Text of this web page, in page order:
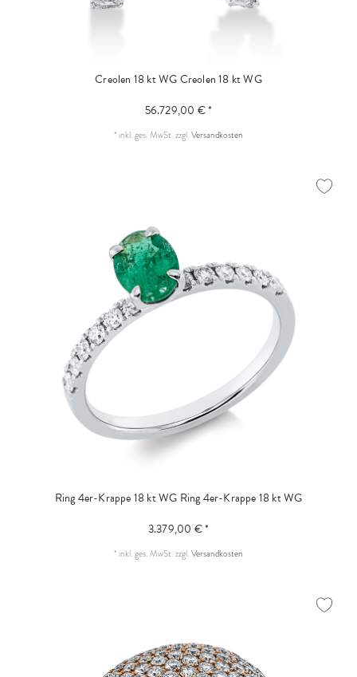
Creolen 18 kt WGCreolen 18 kt WG
56.729,00 € *
* inkl. ges. MwSt.zzgl.Versandkosten
Ring 4er-Krappe 18 kt WG Ring 4er-Krappe 18 kt WG
3.379,00 € *
* inkl. ges. MwSt.zzgl.Versandkosten